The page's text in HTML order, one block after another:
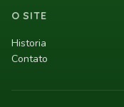
O SITE
Historia
Contato